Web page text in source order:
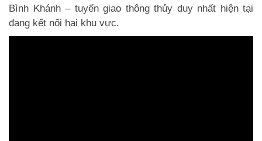
Bình Khánh – tuyến giao thông thủy duy nhất hiện tại
đang kết nối hai khu vực.